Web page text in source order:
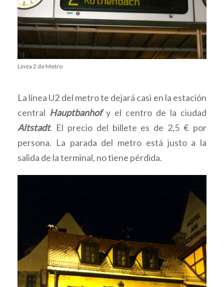
Línea 2 de Metro
La línea U2 del metro te dejará casi en la estación
central Hauptbanhof y el centro de la ciudad
Altstadt. El precio del billete es de 2,5 € por
persona. La parada del metro está justo a la
salida de la terminal, no tiene pérdida.